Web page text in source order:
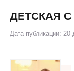
ДЕТСКАЯ
Дата публикации: 20